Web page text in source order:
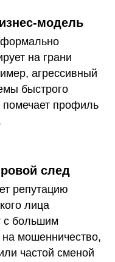
модель
формально
на грани
агрессивный
быстрого
профиль
след
репутацию
лица
с большим
мошенничество,
частой сменой